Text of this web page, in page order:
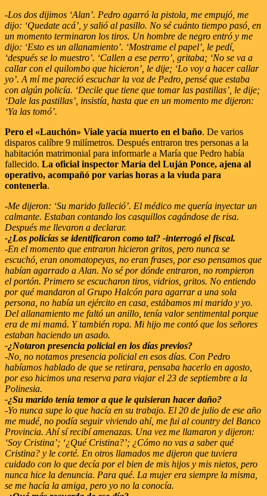
-Los dos dijimos ‘Alan’. Pedro agarró la pistola, me empujó, me
dijo: ‘Quedate acá’, y salió al pasillo. No sé cuánto tiempo pasó, en
un momento terminaron los tiros. Un hombre de negro entró y me
dijo: ‘Esto es un allanamiento’. ‘Mostrame el papel’, le pedí,
‘después se lo muestro’. ‘Callen a ese perro’, gritaba; ‘No se va a
callar con el quilombo que hicieron’, le dije; ‘Lo voy a hacer callar
yo’. A mí me pareció escuchar la voz de Pedro, pensé que estaba
con algún policía. ‘Decile que tiene que tomar las pastillas’, le dije;
‘Dale las pastillas’, insistía, hasta que en un momento me dijeron:
‘Ya las tomó’.
Pero el «Lauchón» Viale yacía muerto en el baño. De varios
disparos calíbre 9 milímetros. Después entraron tres personas a la
habitación matrimonial para informarle a María que Pedro había
fallecido. La oficial inspector María del Luján Ponce, ajena al
operativo, acompañó por varias horas a la viuda para
contenerla.
-Me dijeron: ‘Su marido falleció’. El médico me quería inyectar un
calmante. Estaban contando los casquillos cagándose de risa.
Después me llevaron a declarar.
-¿Los policías se identificaron como tal? -interrogó el fiscal.
-En el momento que entraron hicieron gritos, pero nunca se
escuchó, eran onomatopeyas, no eran frases, por eso pensamos que
habían agarrado a Alan. No sé por dónde entraron, no rompieron
el portón. Primero se escucharon tiros, vidrios, gritos. No entiendo
por qué mandaron al Grupo Halcón para agarrar a una sola
persona, no había un ejército en casa, estábamos mi marido y yo.
Del allanamiento me faltó un anillo, tenía valor sentimental porque
era de mi mamá. Y también ropa. Mi hijo me contó que los señores
estaban haciendo un asado.
-¿Notaron presencia policial en los días previos?
-No, no notamos presencia policial en esos días. Con Pedro
habíamos hablado de que se retirara, pensaba hacerlo en agosto,
por eso hicimos una reserva para viajar el 23 de septiembre a la
Polinesia.
-¿Su marido tenía temor a que le quisieran hacer daño?
-Yo nunca supe lo que hacía en su trabajo. El 20 de julio de ese año
me mudé, no podía seguir viviendo ahí, me fui al country del Banco
Provincia. Ahí sí recibí amenazas. Una vez me llamaron y dijeron:
‘Soy Cristina’; ‘¿Qué Cristina?’; ¿Cómo no vas a saber qué
Cristina? y le corté. En otros llamados me dijeron que tuviera
cuidado con lo que decía por el bien de mis hijos y mis nietos, pero
nunca hice la denuncia. Para qué. La mujer era siempre la misma,
se me hacía la amiga, pero yo no la conocía.